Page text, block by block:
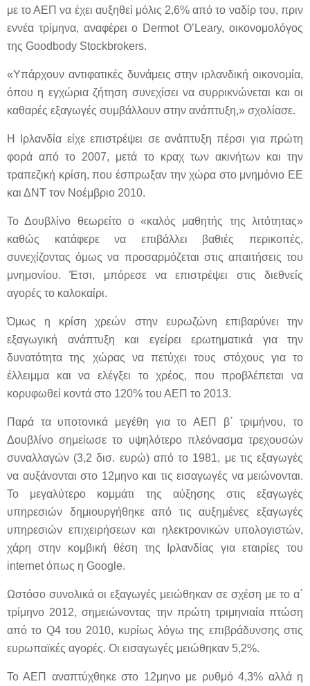
με το ΑΕΠ να έχει αυξηθεί μόλις 2,6% από το ναδίρ του, πριν
εννέα τρίμηνα, αναφέρει ο Dermot O’Leary, οικονομολόγος
της Goodbody Stockbrokers.
«Υπάρχουν αντιφατικές δυνάμεις στην ιρλανδική οικονομία,
όπου η εγχώρια ζήτηση συνεχίσει να συρρικνώνεται και οι
καθαρές εξαγωγές συμβάλλουν στην ανάπτυξη,» σχολίασε.
Η Ιρλανδία είχε επιστρέψει σε ανάπτυξη πέρσι για πρώτη
φορά από το 2007, μετά το κραχ των ακινήτων και την
τραπεζική κρίση, που έσπρωξαν την χώρα στο μνημόνιο ΕΕ
και ΔΝΤ τον Νοέμβριο 2010.
Το Δουβλίνο θεωρείτο ο «καλός μαθητής της λιτότητας»
καθώς κατάφερε να επιβάλλει βαθιές περικοπές,
συνεχίζοντας όμως να προσαρμόζεται στις απαιτήσεις του
μνημονίου. Έτσι, μπόρεσε να επιστρέψει στις διεθνείς
αγορές το καλοκαίρι.
Όμως η κρίση χρεών στην ευρωζώνη επιβαρύνει την
εξαγωγική ανάπτυξη και εγείρει ερωτηματικά για την
δυνατότητα της χώρας να πετύχει τους στόχους για το
έλλειμμα και να ελέγξει το χρέος, που προβλέπεται να
κορυφωθεί κοντά στο 120% του ΑΕΠ το 2013.
Παρά τα υποτονικά μεγέθη για το ΑΕΠ β΄ τριμήνου, το
Δουβλίνο σημείωσε το υψηλότερο πλεόνασμα τρεχουσών
συναλλαγών (3,2 δισ. ευρώ) από το 1981, με τις εξαγωγές
να αυξάνονται στο 12μηνο και τις εισαγωγές να μειώνονται.
Το μεγαλύτερο κομμάτι της αύξησης στις εξαγωγές
υπηρεσιών δημιουργήθηκε από τις αυξημένες εξαγωγές
υπηρεσιών επιχειρήσεων και ηλεκτρονικών υπολογιστών,
χάρη στην κομβική θέση της Ιρλανδίας για εταιρίες του
internet όπως η Google.
Ωστόσο συνολικά οι εξαγωγές μειώθηκαν σε σχέση με το α΄
τρίμηνο 2012, σημειώνοντας την πρώτη τριμηνιαία πτώση
από το Q4 του 2010, κυρίως λόγω της επιβράδυνσης στις
ευρωπαϊκές αγορές. Οι εισαγωγές μειώθηκαν 5,2%.
Το ΑΕΠ αναπτύχθηκε στο 12μηνο με ρυθμό 4,3% αλλά η